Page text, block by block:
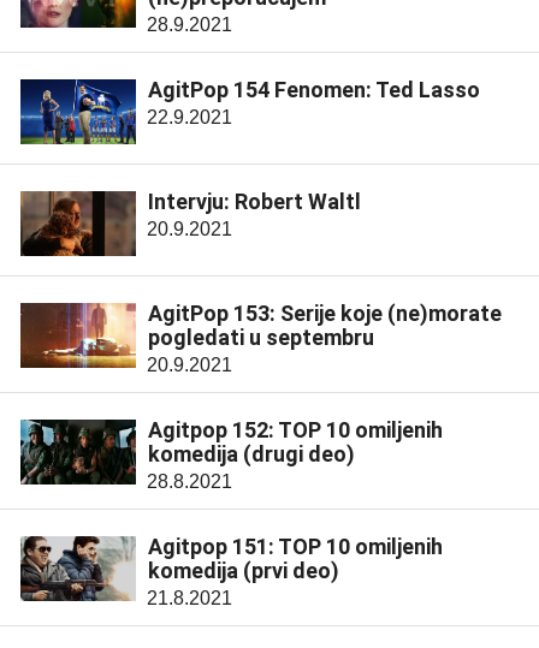
28.9.2021
AgitPop 154 Fenomen: Ted Lasso
22.9.2021
Intervju: Robert Waltl
20.9.2021
AgitPop 153: Serije koje (ne)morate
pogledati u septembru
20.9.2021
Agitpop 152: TOP 10 omiljenih
komedija (drugi deo)
28.8.2021
Agitpop 151: TOP 10 omiljenih
komedija (prvi deo)
21.8.2021